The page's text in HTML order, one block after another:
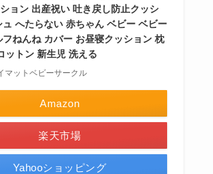
ョン 出産祝い 吐き戻し防止クッシ
ュ へたらない 赤ちゃん ベビー ベビー
ねんね カバー お昼寝クッション 枕
ットン 新生児 洗える
マットベビーサークル
Amazon
楽天市場
Yahooショッピング